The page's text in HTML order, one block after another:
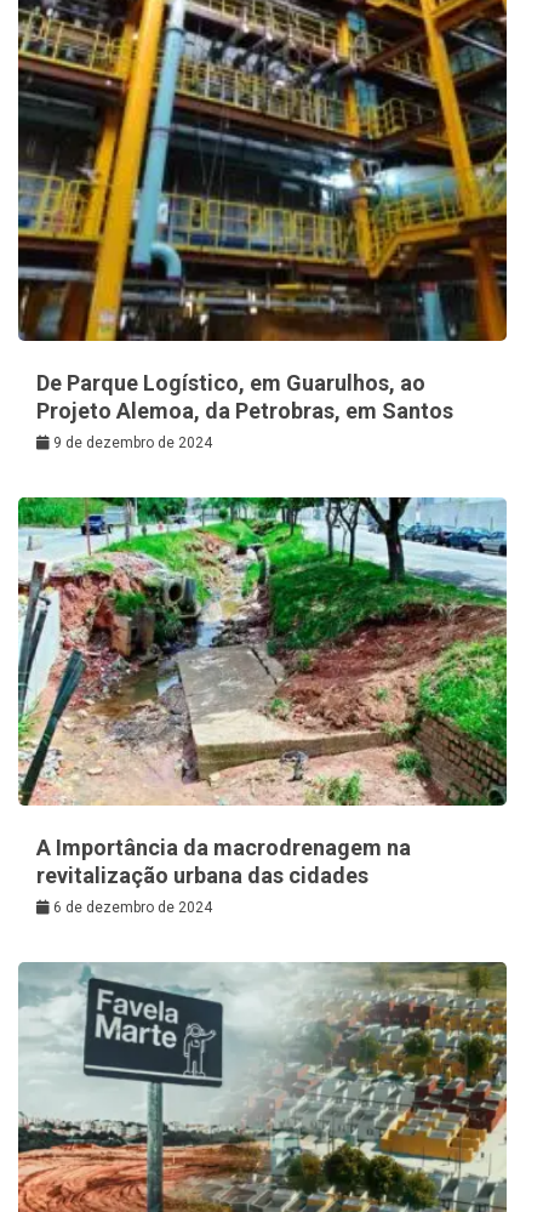
De Parque Logístico, em Guarulhos, ao
Projeto Alemoa, da Petrobras, em Santos
9 de dezembro de 2024
A Importância da macrodrenagem na
revitalização urbana das cidades
6 de dezembro de 2024